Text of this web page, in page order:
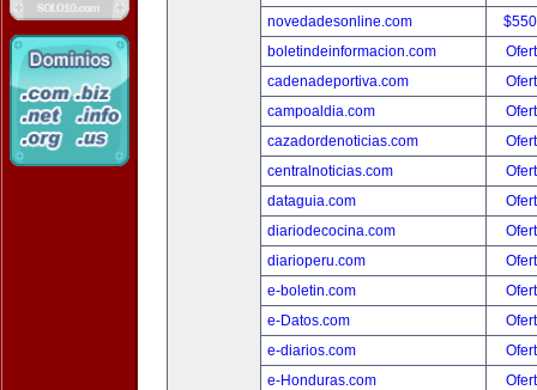
novedadesonline.com
boletindeinformacion.com
cadenadeportiva.com
campoaldia.com
cazadordenoticias.com
centralnoticias.com
dataguia.com
diariodecocina.com
diarioperu.com
e-boletin.com
e-Datos.com
e-diarios.com
e-Honduras.com